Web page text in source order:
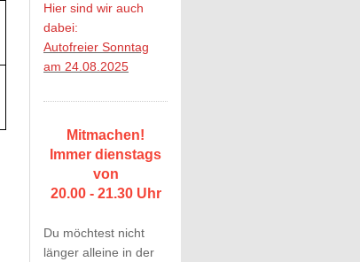
Hier sind wir auch
dabei:
Autofreier Sonntag
am 24.08.2025
Mitmachen!
Immer dienstags
von
20.00 - 21.30 Uhr
Du möchtest nicht
länger alleine in der